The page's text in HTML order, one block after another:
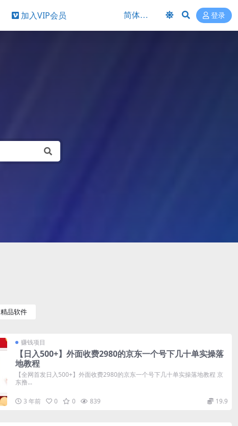
加入VIP会员 登录
精品软件
赚钱项目
【日入500+】外面收费2980的京东一个号下几十单实操落
地教程
【全网首发日入500+】外面收费2980的京东一个号下几十单实操落地教程 京
东撸...
3 年前 0 0 839 19.9